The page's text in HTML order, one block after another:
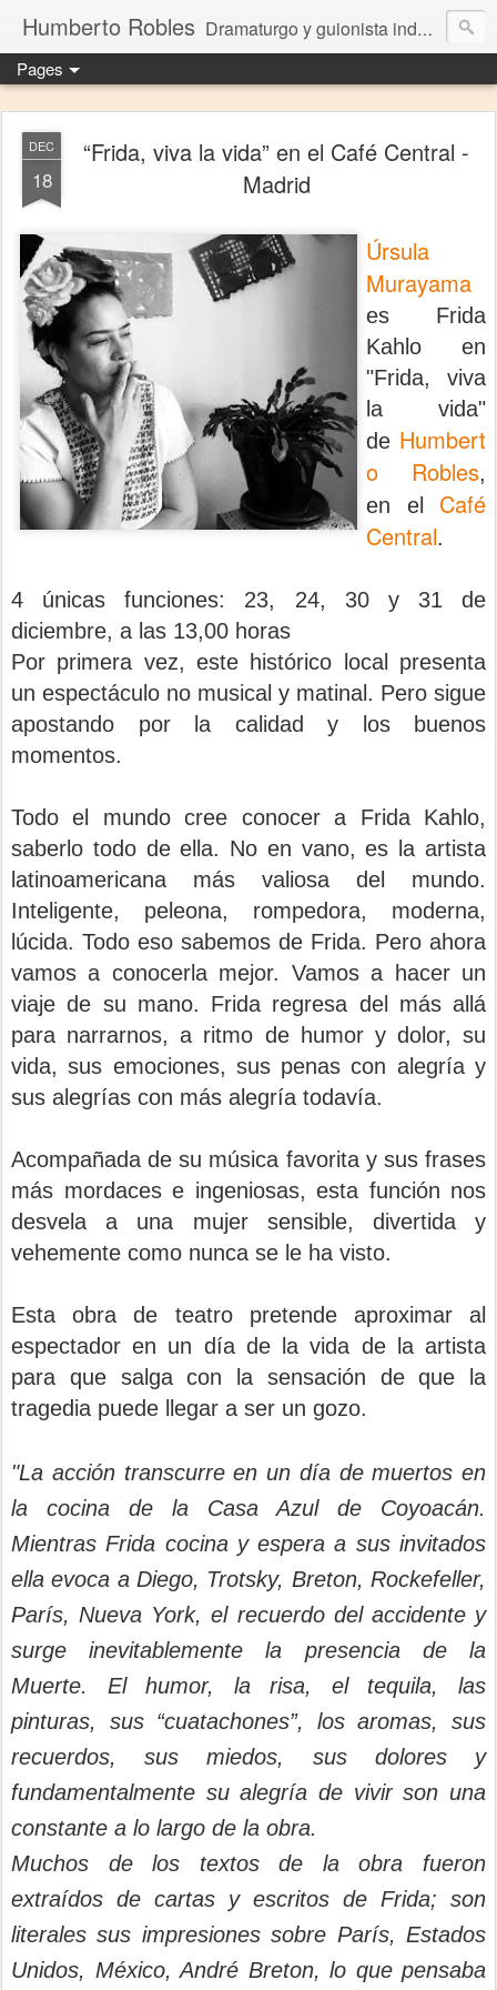
Humberto Robles Dramaturgo y guionista independiente
Pages
DEC
18
“Frida, viva la vida” en el Café Central -
Madrid
Úrsula
Murayama
es Frida
Kahlo en
"Frida, viva
la vida"
de Humbert
o Robles,
en el Café
Central.
4 únicas funciones: 23, 24, 30 y 31 de
diciembre, a las 13,00 horas
Por primera vez, este histórico local presenta
un espectáculo no musical y matinal. Pero sigue
apostando por la calidad y los buenos
momentos.
Todo el mundo cree conocer a Frida Kahlo,
saberlo todo de ella. No en vano, es la artista
latinoamericana más valiosa del mundo.
Inteligente, peleona, rompedora, moderna,
lúcida. Todo eso sabemos de Frida. Pero ahora
vamos a conocerla mejor. Vamos a hacer un
viaje de su mano. Frida regresa del más allá
para narrarnos, a ritmo de humor y dolor, su
vida, sus emociones, sus penas con alegría y
sus alegrías con más alegría todavía.
Acompañada de su música favorita y sus frases
más mordaces e ingeniosas, esta función nos
desvela a una mujer sensible, divertida y
vehemente como nunca se le ha visto.
Esta obra de teatro pretende aproximar al
espectador en un día de la vida de la artista
para que salga con la sensación de que la
tragedia puede llegar a ser un gozo.
"La acción transcurre en un día de muertos en
la cocina de la Casa Azul de Coyoacán.
Mientras Frida cocina y espera a sus invitados
ella evoca a Diego, Trotsky, Breton, Rockefeller,
París, Nueva York, el recuerdo del accidente y
surge inevitablemente la presencia de la
Muerte. El humor, la risa, el tequila, las
pinturas, sus “cuatachones”, los aromas, sus
recuerdos, sus miedos, sus dolores y
fundamentalmente su alegría de vivir son una
constante a lo largo de la obra.
Muchos de los textos de la obra fueron
extraídos de cartas y escritos de Frida; son
literales sus impresiones sobre París, Estados
Unidos, México, André Breton, lo que pensaba